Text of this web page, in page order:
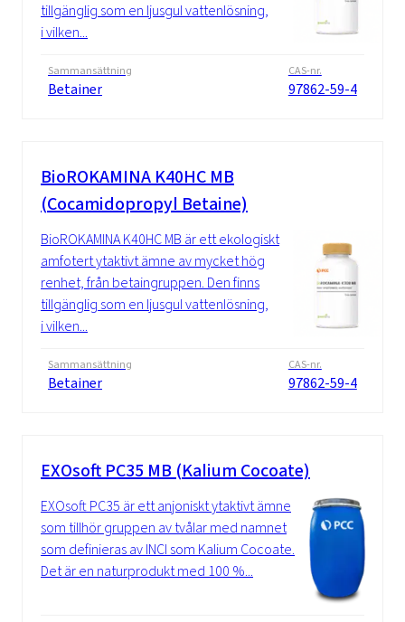
tillgänglig som en ljusgul vattenlösning,
i vilken...
Sammansättning
Betainer
CAS-nr.
97862-59-4
BioROKAMINA K40HC MB
(Cocamidopropyl Betaine)
BioROKAMINA K40HC MB är ett ekologiskt
amfotert ytaktivt ämne av mycket hög
renhet, från betaingruppen. Den finns
tillgänglig som en ljusgul vattenlösning,
i vilken...
Sammansättning
Betainer
CAS-nr.
97862-59-4
EXOsoft PC35 MB (Kalium Cocoate)
EXOsoft PC35 är ett anjoniskt ytaktivt ämne
som tillhör gruppen av tvålar med namnet
som definieras av INCI som Kalium Cocoate.
Det är en naturprodukt med 100 %...